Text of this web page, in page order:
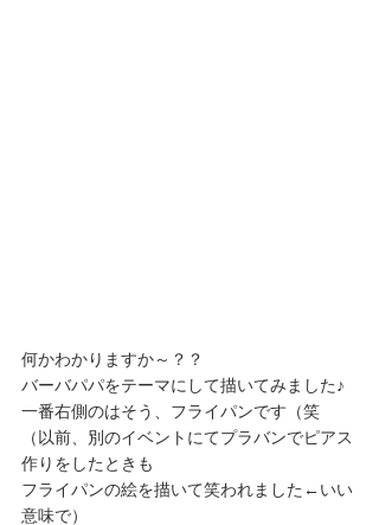
何かわかりますか～？？
バーバパパをテーマにして描いてみました♪
一番右側のはそう、フライパンです（笑
（以前、別のイベントにてプラバンでピアス
作りをしたときも
フライパンの絵を描いて笑われました←いい
意味で）